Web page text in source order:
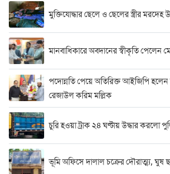
মুক্তিযোদ্ধার ছেলে ও ছেলের স্ত্রীর মরদেহ
মানবাধিকারে অবদানের স্বীকৃতি পেলেন
পদোন্নতি পেয়ে অতিরিক্ত আইজিপি হলেন
রেজাউল করিম মল্লিক
চুরি হওয়া ট্রাক ২৪ ঘণ্টায় উদ্ধার করলো
ভূমি অফিসে দালাল চক্রের দৌরাত্ম্য, ঘুষ